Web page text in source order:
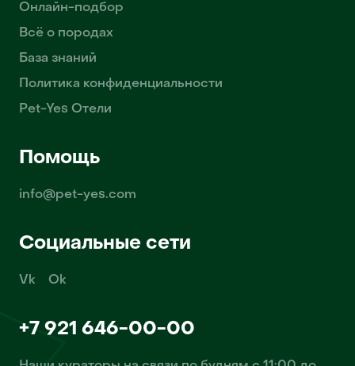
Онлайн-подбор
Всё о породах
База знаний
Политика конфиденциальности
Pet-Yes Отели
Помощь
info@pet-yes.com
Социальные сети
Vk Ok
+7 921 646-00-00